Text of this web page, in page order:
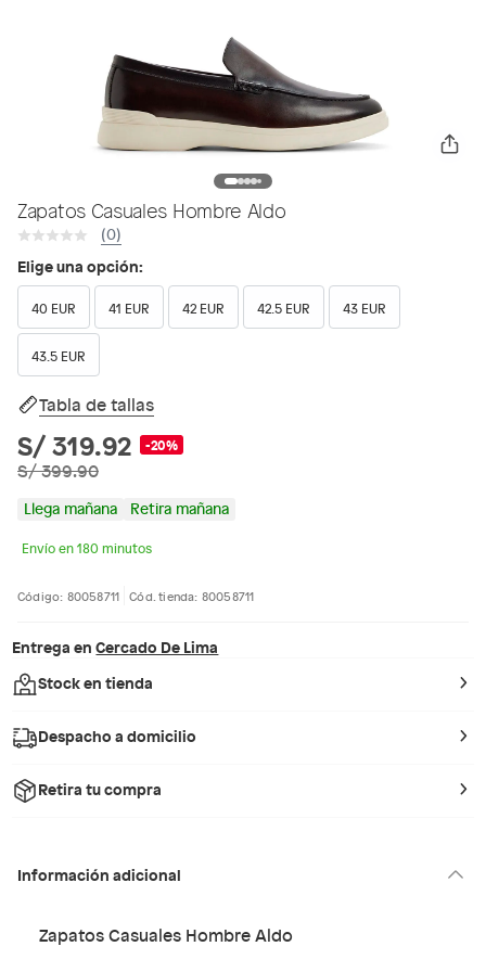
Zapatos Casuales Hombre Aldo
(0)
Elige una opción:
40 EUR 41 EUR 42 EUR 42.5 EUR 43 EUR
43.5 EUR
Tabla de tallas
S/ 319.92 -20%
S/ 399.90
Llega mañana Retira mañana
Envío en 180 minutos
Código: 80058711 Cód. tienda: 80058711
Entrega en Cercado De Lima
Stock en tienda
Despacho a domicilio
Retira tu compra
Información adicional
Zapatos Casuales Hombre Aldo